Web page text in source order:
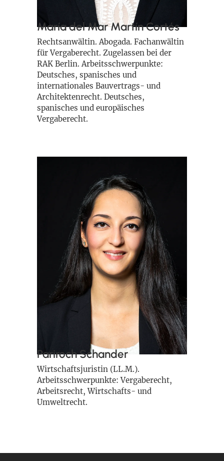
María del Mar Martín Cortés
Rechtsanwältin. Abogada. Fachanwältin
für Vergaberecht. Zugelassen bei der
RAK Berlin. Arbeitsschwerpunkte:
Deutsches, spanisches und
internationales Bauvertrags- und
Architektenrecht. Deutsches,
spanisches und europäisches
Vergaberecht.
Pariroch Schander
Wirtschaftsjuristin (LL.M.).
Arbeitsschwerpunkte: Vergaberecht,
Arbeitsrecht, Wirtschafts- und
Umweltrecht.